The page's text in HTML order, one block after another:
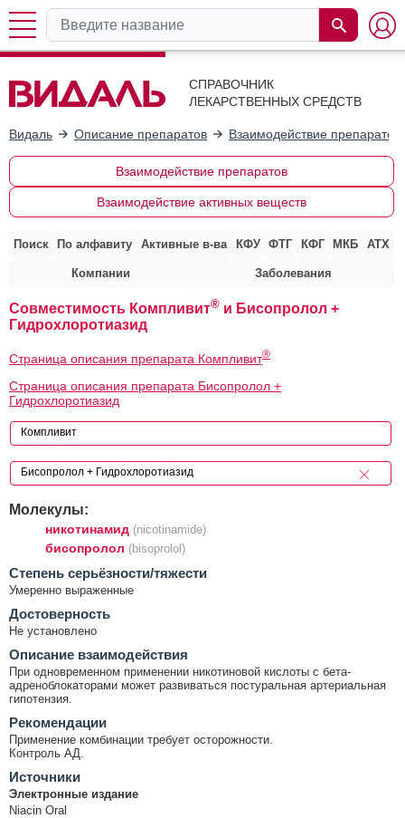
СПРАВОЧНИК
ЛЕКАРСТВЕННЫХ СРЕДСТВ
Видаль Описание препаратов Взаимодействие препаратов
Взаимодействие препаратов
Взаимодействие активных веществ
Поиск По алфавиту Активные в-ва КФУ ФТГ КФГ МКБ АТХ
Компании Заболевания
Совместимость Компливит® и Бисопролол +
Гидрохлоротиазид
Страница описания препарата Компливит®
Страница описания препарата Бисопролол +
Гидрохлоротиазид
Молекулы:
никотинамид (nicotinamide)
бисопролол (bisoprolol)
Cтепень серьёзности/тяжести
Умеренно выраженные
Достоверность
Не установлено
Описание взаимодействия
При одновременном применении никотиновой кислоты с бета-
адреноблокаторами может развиваться постуральная артериальная
гипотензия.
Рекомендации
Применение комбинации требует осторожности.
Контроль АД.
Источники
Электронные издание
Niacin Oral